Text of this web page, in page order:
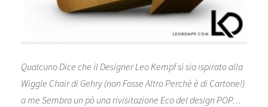
Qualcuno Dice che il Designer Leo Kempf si sia ispirato alla
Wiggle Chair di Gehry (non Fosse Altro Perchè è di Cartone!)
a me Sembra un pò una rivisitazione Eco del design POP…